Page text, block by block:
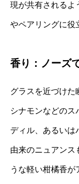
現が共有されるよ
やペアリングに役
香り：ノーズ
グラスを近づけた
シナモンなどのス
ディル、あるいは
由来のニュアンス
うな軽い柑橘香